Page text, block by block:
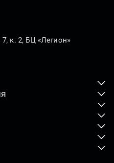
к. 2, БЦ «Легион»